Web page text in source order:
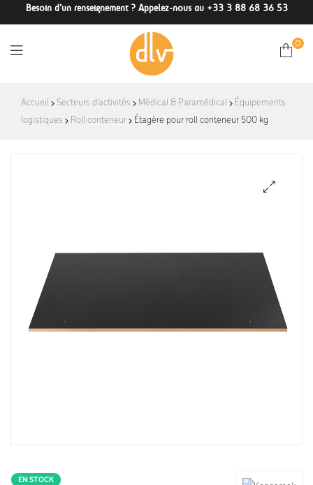
Besoin d'un renseignement ? Appelez-nous au +33 3 88 68 36 53
DLV-
France
0
Accueil Secteurs d'activités Médical & Paramédical
Équipements
logistiques
Roll conteneur Étagère pour roll conteneur 500 kg
EN STOCK